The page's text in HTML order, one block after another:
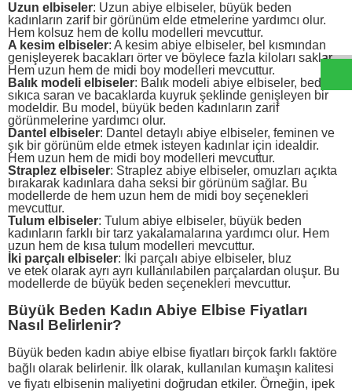
Uzun elbiseler: Uzun abiye elbiseler, büyük beden
kadınların zarif bir görünüm elde etmelerine yardımcı olur.
Hem kolsuz hem de kollu modelleri mevcuttur.
A kesim elbiseler: A kesim abiye elbiseler, bel kısmından
genişleyerek bacakları örter ve böylece fazla kiloları saklar.
Hem uzun hem de midi boy modelleri mevcuttur.
Balık modeli elbiseler: Balık modeli abiye elbiseler, bedeni
sıkıca saran ve bacaklarda kuyruk şeklinde genişleyen bir
modeldir. Bu model, büyük beden kadınların zarif
görünmelerine yardımcı olur.
Dantel elbiseler: Dantel detaylı abiye elbiseler, feminen ve
şık bir görünüm elde etmek isteyen kadınlar için idealdir.
Hem uzun hem de midi boy modelleri mevcuttur.
Straplez elbiseler: Straplez abiye elbiseler, omuzları açıkta
bırakarak kadınlara daha seksi bir görünüm sağlar. Bu
modellerde de hem uzun hem de midi boy seçenekleri
mevcuttur.
Tulum elbiseler: Tulum abiye elbiseler, büyük beden
kadınların farklı bir tarz yakalamalarına yardımcı olur. Hem
uzun hem de kısa tulum modelleri mevcuttur.
İki parçalı elbiseler: İki parçalı abiye elbiseler, bluz
ve etek olarak ayrı ayrı kullanılabilen parçalardan oluşur. Bu
modellerde de büyük beden seçenekleri mevcuttur.
Büyük Beden Kadın Abiye Elbise Fiyatları
Nasıl Belirlenir?
Büyük beden kadın abiye elbise fiyatları birçok farklı faktöre
bağlı olarak belirlenir. İlk olarak, kullanılan kumaşın kalitesi
ve fiyatı elbisenin maliyetini doğrudan etkiler. Örneğin, ipek